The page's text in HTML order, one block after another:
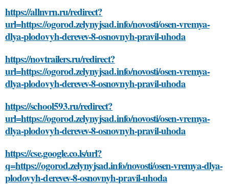
https://allnvrn.ru/redirect?
url=https://ogorod.zelynyjsad.info/novosti/osen-vremya-
dlya-plodovyh-derevev-8-osnovnyh-pravil-uhoda
https://novtrailers.ru/redirect?
url=https://ogorod.zelynyjsad.info/novosti/osen-vremya-
dlya-plodovyh-derevev-8-osnovnyh-pravil-uhoda
https://school593.ru/redirect?
url=https://ogorod.zelynyjsad.info/novosti/osen-vremya-
dlya-plodovyh-derevev-8-osnovnyh-pravil-uhoda
https://cse.google.co.ls/url?
q=https://ogorod.zelynyjsad.info/novosti/osen-vremya-dlya-
plodovyh-derevev-8-osnovnyh-pravil-uhoda